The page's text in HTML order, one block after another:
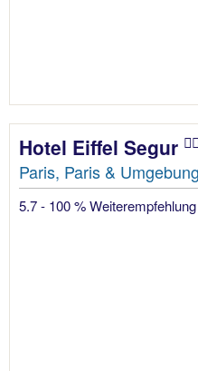
Hotel Eiffel Segur
Paris, Paris &
5.7 - 100 % Weiterempfehlung